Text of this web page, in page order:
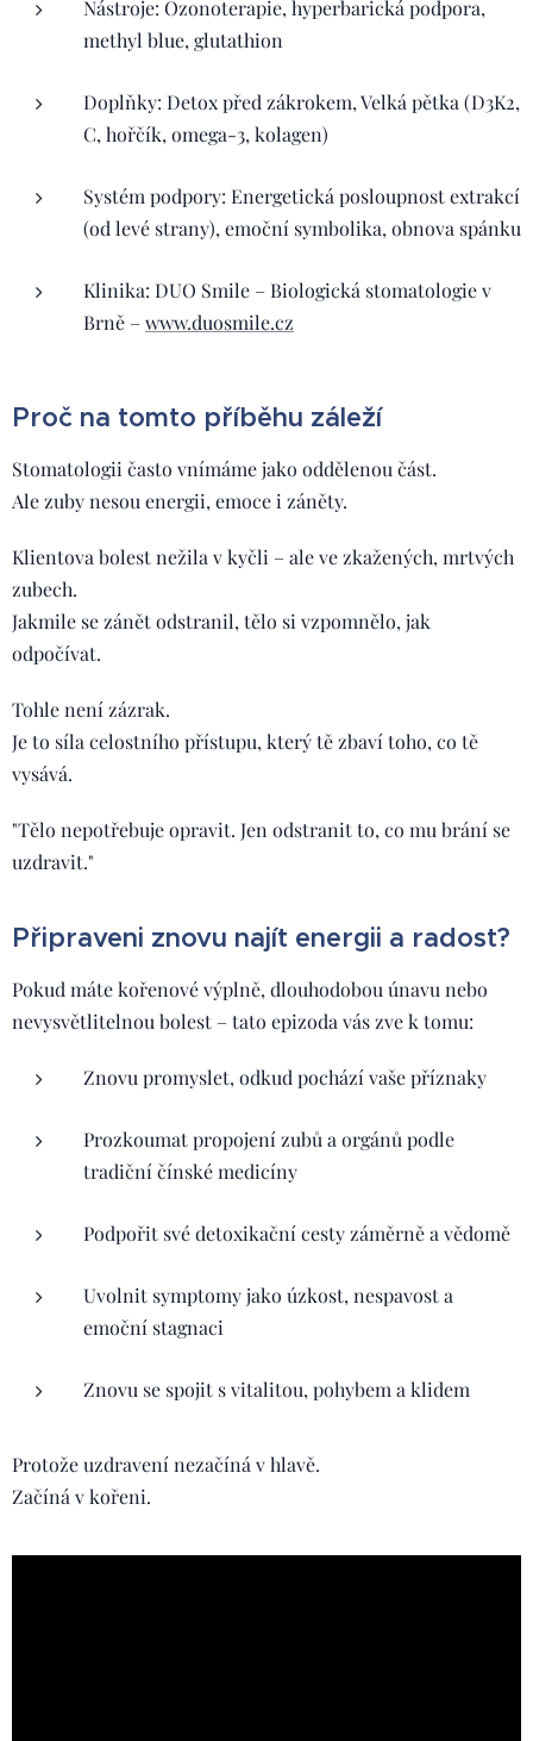
Nástroje: Ozonoterapie, hyperbarická podpora,
methyl blue, glutathion
Doplňky: Detox před zákrokem, Velká pětka (D3K2,
C, hořčík, omega-3, kolagen)
Systém podpory: Energetická posloupnost extrakcí
(od levé strany), emoční symbolika, obnova spánku
Klinika: DUO Smile – Biologická stomatologie v
Brně –www.duosmile.cz
Proč na tomto příběhu záleží
Stomatologii často vnímáme jako oddělenou část.
Ale zuby nesou energii, emoce i záněty.
Klientova bolest nežila v kyčli – ale ve zkažených, mrtvých
zubech.
Jakmile se zánět odstranil, tělo si vzpomnělo, jak
odpočívat.
Tohle není zázrak.
Je to síla celostního přístupu, který tě zbaví toho, co tě
vysává.
"Tělo nepotřebuje opravit. Jen odstranit to, co mu brání se
uzdravit."
Připraveni znovu najít energii a radost?
Pokud máte kořenové výplně, dlouhodobou únavu nebo
nevysvětlitelnou bolest – tato epizoda vás zve k tomu:
Znovu promyslet, odkud pochází vaše příznaky
Prozkoumat propojení zubů a orgánů podle
tradiční čínské medicíny
Podpořit své detoxikační cesty záměrně a vědomě
Uvolnit symptomy jako úzkost, nespavost a
emoční stagnaci
Znovu se spojit s vitalitou, pohybem a klidem
Protože uzdravení nezačíná v hlavě.
Začíná v kořeni.